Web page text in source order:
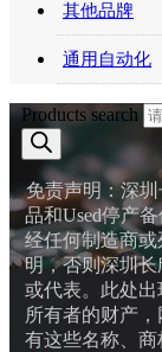
其他品牌
通用自动化
Products search
免责声明：深
品和Used停产
经任何制造商
明，否则深圳
或代表。此处
所有者的财产
有这些名称、